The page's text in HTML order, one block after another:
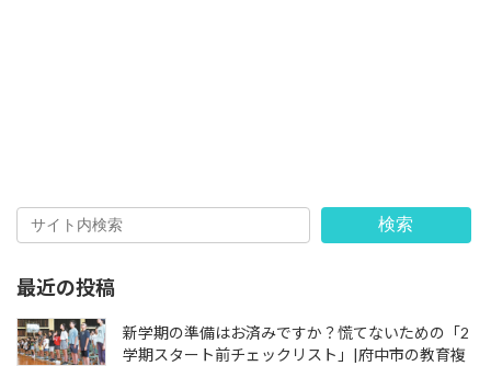
検索
最近の投稿
新学期の準備はお済みですか？慌てないための「2
学期スタート前チェックリスト」|府中市の教育複